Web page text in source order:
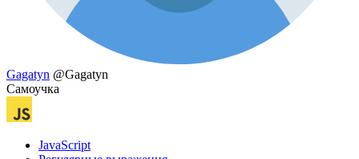
Gagatyn @Gagatyn
Самоучка
JavaScript